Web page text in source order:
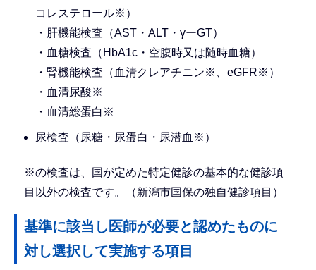
コレステロール※）
・肝機能検査（AST・ALT・γーGT）
・血糖検査（HbA1c・空腹時又は随時血糖）
・腎機能検査（血清クレアチニン※、eGFR※）
・血清尿酸※
・血清総蛋白※
尿検査（尿糖・尿蛋白・尿潜血※）
※の検査は、国が定めた特定健診の基本的な健診項
目以外の検査です。（新潟市国保の独自健診項目）
基準に該当し医師が必要と認めたものに
対し選択して実施する項目